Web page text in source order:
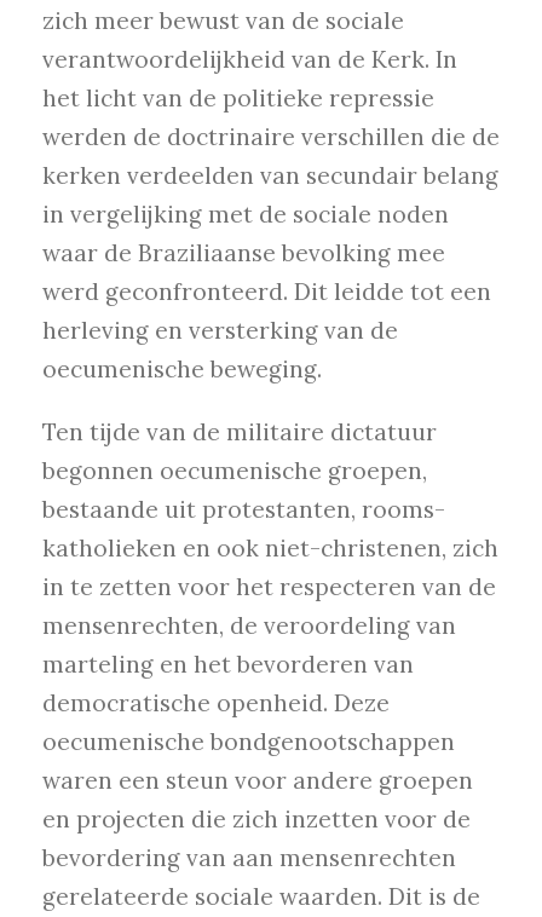
zich meer bewust van de sociale
verantwoordelijkheid van de Kerk. In
het licht van de politieke repressie
werden de doctrinaire verschillen die de
kerken verdeelden van secundair belang
in vergelijking met de sociale noden
waar de Braziliaanse bevolking mee
werd geconfronteerd. Dit leidde tot een
herleving en versterking van de
oecumenische beweging.
Ten tijde van de militaire dictatuur
begonnen oecumenische groepen,
bestaande uit protestanten, rooms-
katholieken en ook niet-christenen, zich
in te zetten voor het respecteren van de
mensenrechten, de veroordeling van
marteling en het bevorderen van
democratische openheid. Deze
oecumenische bondgenootschappen
waren een steun voor andere groepen
en projecten die zich inzetten voor de
bevordering van aan mensenrechten
gerelateerde sociale waarden. Dit is de